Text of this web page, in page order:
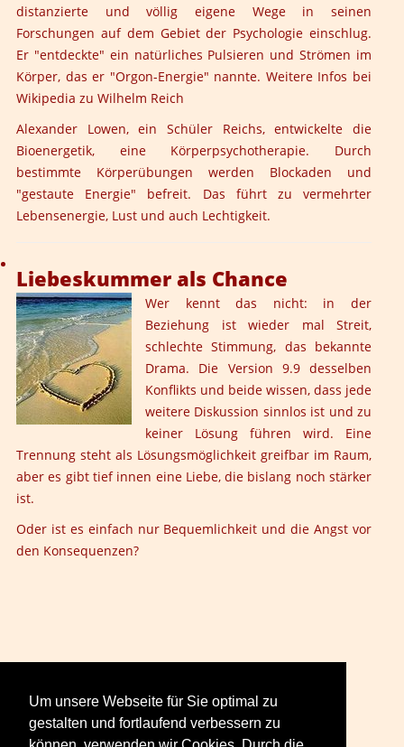
Um unsere Webseite für Sie optimal zu
gestalten und fortlaufend verbessern zu
distanzierte und völlig eigene Wege in seinen
Forschungen auf dem Gebiet der Psychologie einschlug.
Er "entdeckte" ein natürliches Pulsieren und Strömen im
Körper, das er "Orgon-Energie" nannte. Weitere Infos bei
Wikipedia zu Wilhelm Reich
Alexander Lowen, ein Schüler Reichs, entwickelte die
Bioenergetik, eine Körperpsychotherapie. Durch
bestimmte Körperübungen werden Blockaden und
"gestaute Energie" befreit. Das führt zu vermehrter
Lebensenergie, Lust und auch Lechtigkeit.
Liebeskummer als Chance
Wer kennt das nicht: in der
Beziehung ist wieder mal Streit,
schlechte Stimmung, das bekannte
Drama. Die Version 9.9 desselben
Konflikts und beide wissen, dass jede
weitere Diskussion sinnlos ist und zu
keiner Lösung führen wird. Eine
Trennung steht als Lösungsmöglichkeit greifbar im Raum,
aber es gibt tief innen eine Liebe, die bislang noch stärker
ist.
Oder ist es einfach nur Bequemlichkeit und die Angst vor
den Konsequenzen?
Start
Zurück 1 2 3 Weiter